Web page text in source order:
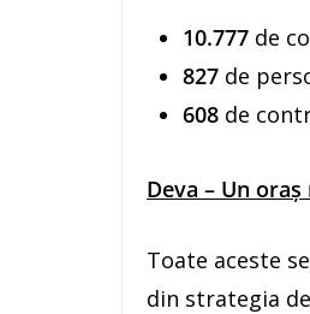
10.777 de
827 de
608 de
Deva – Un
Toate aceste
din strategia